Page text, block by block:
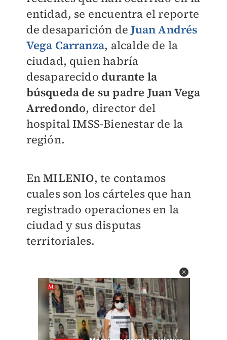
entidad, se encuentra el reporte
de desaparición deJuan Andrés
Vega Carranza, alcalde de la
ciudad, quien habría
desaparecido durante la
búsqueda de su padre Juan Vega
Arredondo, director del
hospital IMSS-Bienestar de la
región.
EnMILENIO, te contamos
cuales son los cárteles que han
registrado operaciones en la
ciudad y sus disputas
territoriales.